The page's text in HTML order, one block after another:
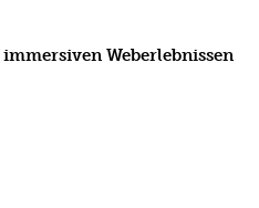
immersiven Weberlebnissen